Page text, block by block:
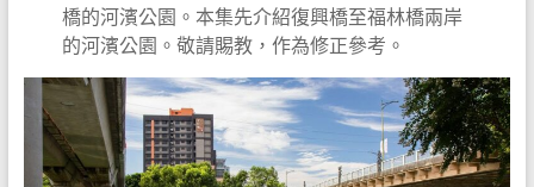
橋的河濱公園。本集先介紹復興橋至福林橋兩岸
的河濱公園。敬請賜教，作為修正參考。